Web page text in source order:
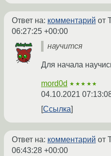
Ответ на: комментарий от
06:27:25 +00:00
научится
Для начала
mord0d ★★★★★
04.10.2021
Ссылка
Ответ на: комментарий от
06:43:28 +00:00